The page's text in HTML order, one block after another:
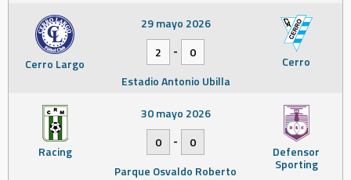
Cerro Largo Cerro
29 mayo 2026
2
-
0
Estadio Antonio Ubilla
Racing Defensor
Sporting
30 mayo 2026
0
-
0
Parque Osvaldo Roberto